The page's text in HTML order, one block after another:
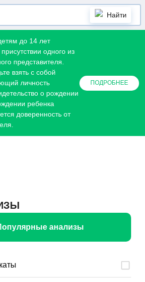
Найти
до 14 лет
одного из
представителя.
взять с собой
личность
о рождении
ребенка
доверенность от
ПОДРОБНЕЕ
анализы